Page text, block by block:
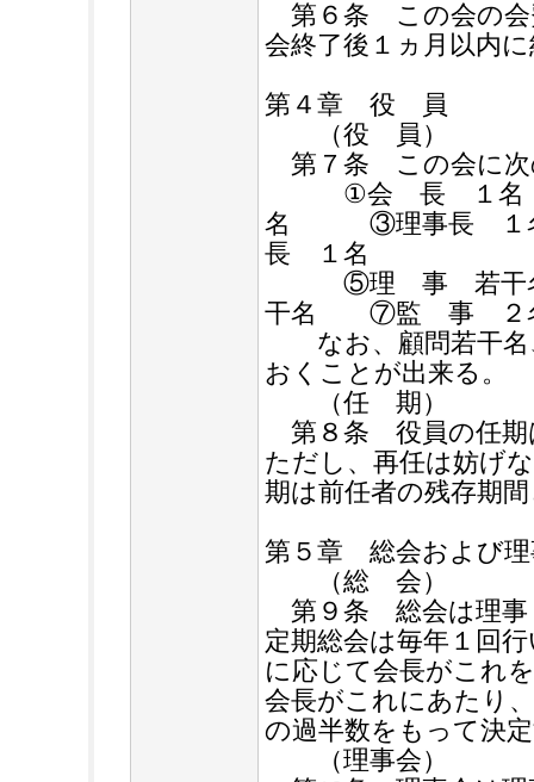
第６条 この会の会
会終了後１ヵ月以内
第４章 役 員
（役 員）
第７条 この会に次
①会 長 １名
名 ③理事長
長 １名
⑤理 事 若干
干名 ⑦監 事
なお、顧問若干名
おくことが出来る。
（任 期）
第８条 役員の任期
ただし、再任は妨げ
期は前任者の残存期
第５章 総会および理
（総 会）
第９条 総会は理事
定期総会は毎年１回
に応じて会長がこれ
会長がこれにあたり
の過半数をもって決
（理事会）